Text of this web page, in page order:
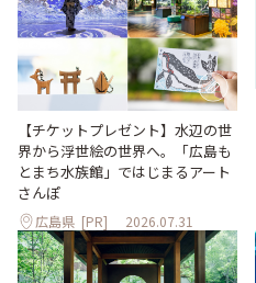
【チケットプレゼント】水辺の世
界から浮世絵の世界へ。「広島も
とまち水族館」ではじまるアート
さんぽ
広島県 [PR] 2026.07.31